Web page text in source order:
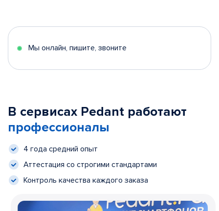
Мы онлайн, пишите, звоните
В сервисах Pedant работают
профессионалы
4 года средний опыт
Аттестация со строгими стандартами
Контроль качества каждого заказа